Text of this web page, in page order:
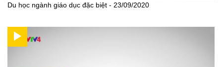
Du học ngành giáo dục đặc biệt - 23/09/2020